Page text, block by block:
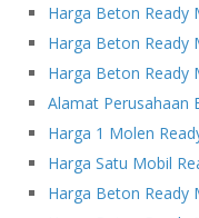
Harga Beton Ready
Harga Beton Ready
Harga Beton Ready
Alamat Perusahaan
Harga 1 Molen
Harga Satu Mobil
Harga Beton Ready